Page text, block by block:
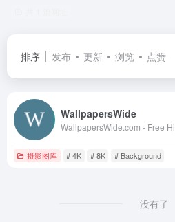
排序 发布 更新 浏览 点赞
WallpapersWide
摄影图库 # 4K # 8K # Background
没有了